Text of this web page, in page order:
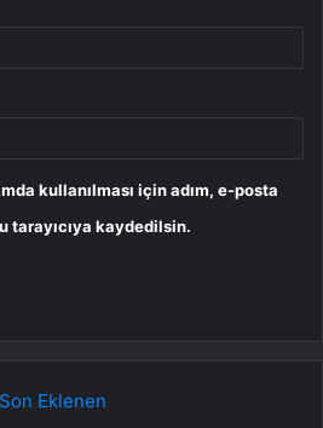
kullanılması için adım, e-posta
tarayıcıya kaydedilsin.
Son Eklenen